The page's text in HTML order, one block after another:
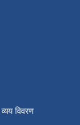
विवरण